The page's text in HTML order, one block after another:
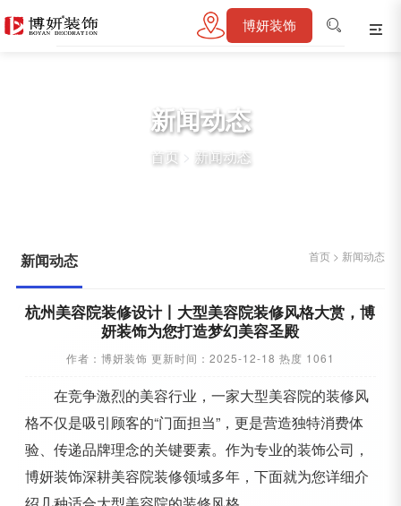
博妍装饰
新闻动态
首页 > 新闻动态
新闻动态 首页 > 新闻动态
杭州美容院装修设计丨大型美容院装修风格大赏，博
妍装饰为您打造梦幻美容圣殿
作者：博妍装饰 更新时间：2025-12-18 热度 1061
在竞争激烈的美容行业，一家大型美容院的装修风
格不仅是吸引顾客的“门面担当”，更是营造独特消费体
验、传递品牌理念的关键要素。作为专业的装饰公司，
博妍装饰深耕美容院装修领域多年，下面就为您详细介